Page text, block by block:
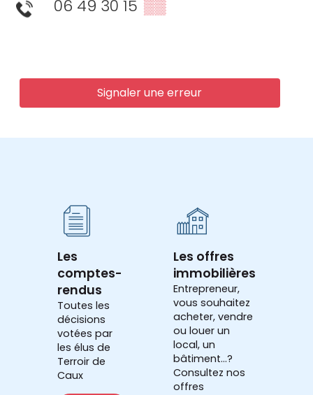
06 49 30 15 ▒▒
Signaler une erreur
Les
comptes-
rendus
Toutes les
décisions
votées par
les élus de
Terroir de
Caux
Les offres
immobilières
Entrepreneur,
vous souhaitez
acheter, vendre
ou louer un
local, un
bâtiment...?
Consultez nos
offres